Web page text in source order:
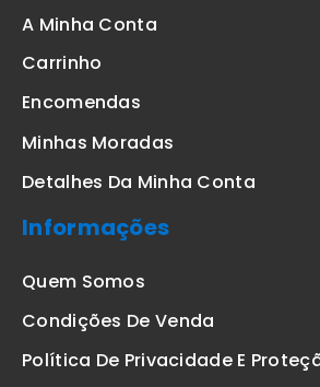
A Minha Conta
Carrinho
Encomendas
Minhas Moradas
Detalhes Da Minha Conta
Informações
Quem Somos
Condições De Venda
Política De Privacidade E